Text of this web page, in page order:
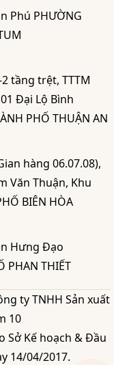
Phú PHƯỜNG
tầng trệt, TTTM
Đại Lộ Bình
PHỐ THUẬN AN
hàng 06.07.08),
Văn Thuận, Khu
BIÊN HÒA
Hưng Đạo
PHAN THIẾT
ty TNHH Sản xuất
10
Sở Kế hoạch & Đầu
14/04/2017.